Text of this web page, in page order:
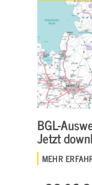
BGL-
Jetzt
MEHR